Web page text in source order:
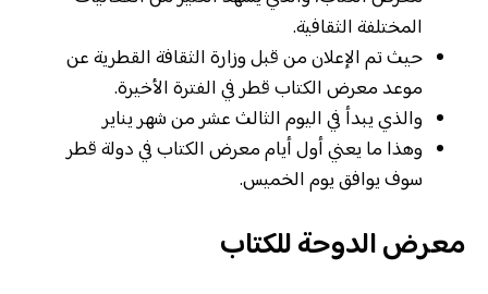
المختلفة الثقافية.
حيث تم الإعلان من قبل وزارة الثقافة القطرية عن
موعد معرض الكتاب قطر في الفترة الأخيرة.
والذي يبدأ في اليوم الثالث عشر من شهر يناير
وهذا ما يعني أول أيام معرض الكتاب في دولة قطر
سوف يوافق يوم الخميس.
معرض الدوحة للكتاب